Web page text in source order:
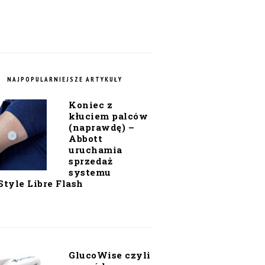
NAJPOPULARNIEJSZE ARTYKUŁY
Koniec z
kłuciem palców
(naprawdę) –
Abbott
uruchamia
sprzedaż
systemu
Libre Flash
GlucoWise czyli